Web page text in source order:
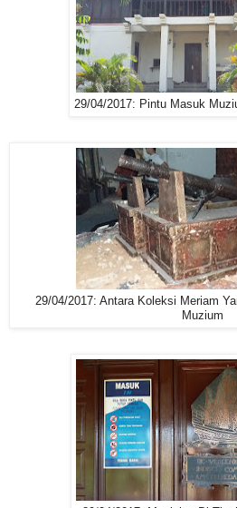
29/04/2017: Pintu Masuk
29/04/2017: Antara Koleksi Meriam
Muzium